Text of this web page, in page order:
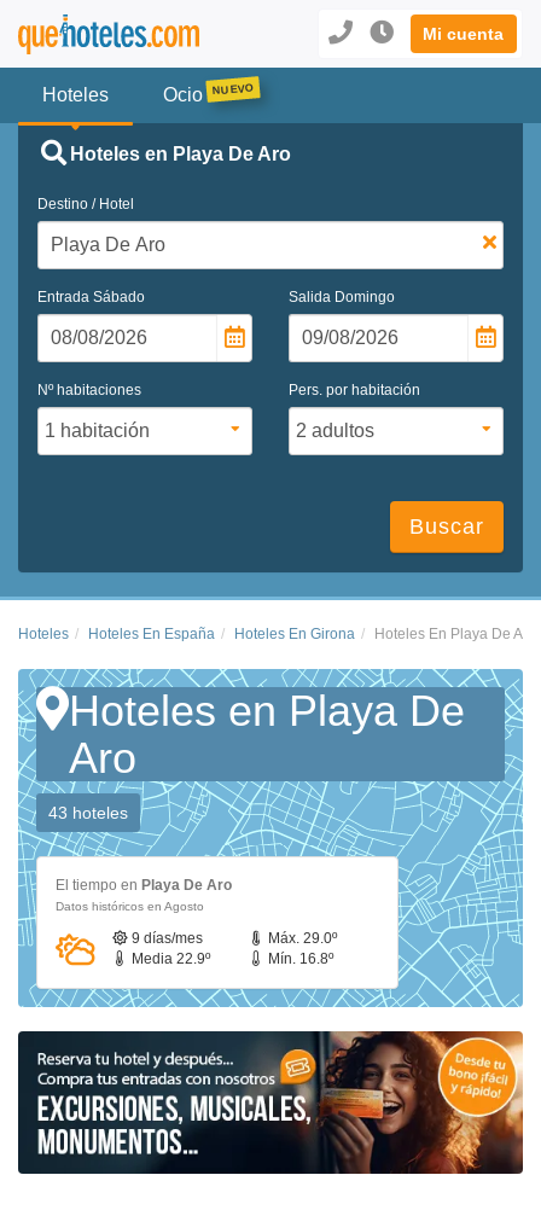
Mi cuenta
Hoteles Ocio
Hoteles en Playa De Aro
Destino / Hotel
Entrada Sábado Salida Domingo
Nº habitaciones Pers. por habitación
Buscar
Hoteles Hoteles En España Hoteles En Girona Hoteles En Playa De Aro
Hoteles en Playa De
Aro
43 hoteles
El tiempo en Playa De Aro
Datos históricos en Agosto
9 días/mes
Máx. 29.0º
Media 22.9º
Mín. 16.8º